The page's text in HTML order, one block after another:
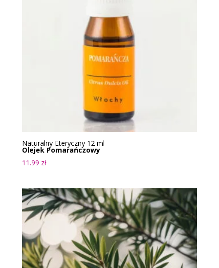
Naturalny Eteryczny 12 ml
Olejek Pomarańczowy
11.99 zł